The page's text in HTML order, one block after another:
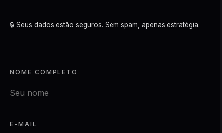
🔒 Seus dados estão seguros. Sem spam, apenas estratégia.
NOME COMPLETO
E-MAIL